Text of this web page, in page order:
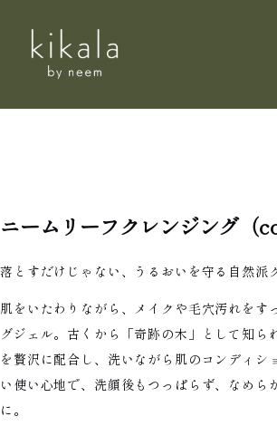
ニームリーフクレンジング（
落とすだけじゃない、うるおいを守る自然派
肌をいたわりながら、メイクや毛穴汚れをす
グジェル。古くから「奇跡の木」として知ら
を贅沢に配合し、洗いながら肌のコンディシ
い使い心地で、洗顔後もつっぱらず、なめら
に。